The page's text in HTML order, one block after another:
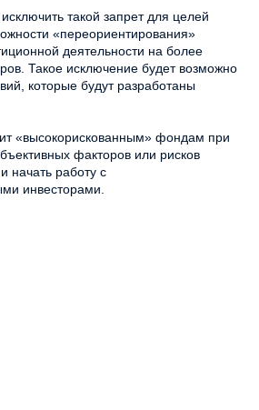
такой запрет для целей
«переориентирования»
деятельности на более
Такое исключение будет возможно
которые будут разработаны
«высокорискованным» фондам при
факторов или рисков
начать работу с
инвесторами.